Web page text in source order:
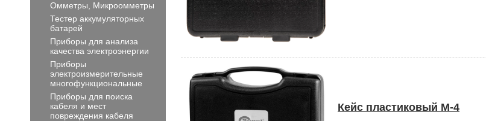
Омметры, Микроомметры
Тестер аккумуляторных
батарей
Приборы для анализа
качества электроэнергии
Приборы
электроизмерительные
многофункциональные
Приборы для поиска
кабеля и мест
повреждения кабеля
Кейс пластиковый M-4